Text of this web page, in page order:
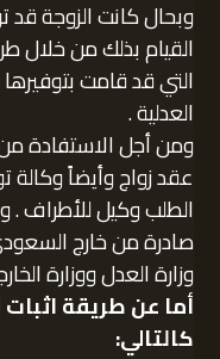
وبحال كانت الزوجة قد
القيام بذلك من خلال
التي قد قامت
العدلية .
ومن أجل الاستفادة
عقد زواج وأيضاً
الطلب وكيل للأطراف .
صادرة من خارج
وزارة العدل ووزارة
أما عن طريقة
كالتالي: